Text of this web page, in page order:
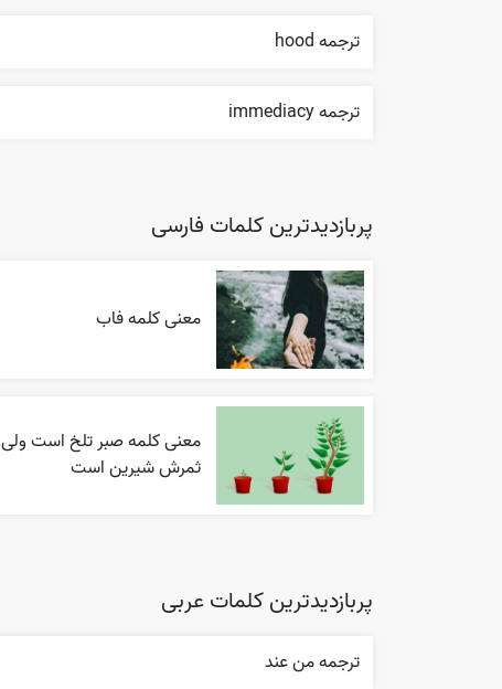
ترجمه hood
ترجمه immediacy
پربازدیدترین کلمات فارسی
معنی کلمه فاب
معنی کلمه صبر تلخ است ولی
ثمرش شیرین است
پربازدیدترین کلمات عربی
ترجمه من عند